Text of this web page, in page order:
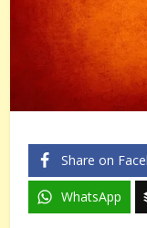
Share on
WhatsApp